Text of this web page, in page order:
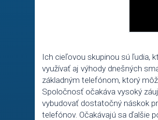
Ich cieľovou skupinou sú ľudia,
využívať aj výhody dnešných
základným telefónom, ktorý
Spoločnosť očakáva vysoký
vybudovať dostatočný náskok
telefónov. Očakávajú sa ďalšie